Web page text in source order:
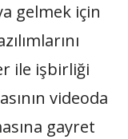
gelmek için
ile işbirliği
videoda
gayret